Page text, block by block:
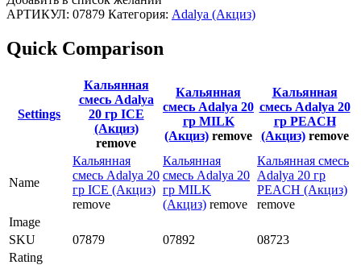
АРТИКУЛ: 07879 Категория: Adalya (Акциз)
Quick Comparison
Settings
Кальянная
смесь Adalya
20 гр ICE
(Акциз)
remove
Кальянная
смесь Adalya 20
гр MILK
(Акциз) remove
Кальянная
смесь Adalya 20
гр PEACH
(Акциз) remove
Name
Кальянная
смесь Adalya 20
гр ICE (Акциз)
remove
Кальянная
смесь Adalya 20
гр MILK
(Акциз) remove
Кальянная смесь
Adalya 20 гр
PEACH (Акциз)
remove
Image
SKU
07879 07892
08723
Rating